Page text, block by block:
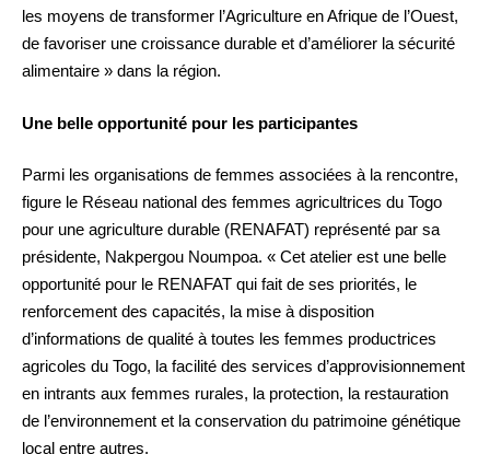
les moyens de transformer l’Agriculture en Afrique de l’Ouest,
de favoriser une croissance durable et d’améliorer la sécurité
alimentaire » dans la région.
Une belle opportunité pour les participantes
Parmi les organisations de femmes associées à la rencontre,
figure le Réseau national des femmes agricultrices du Togo
pour une agriculture durable (RENAFAT) représenté par sa
présidente, Nakpergou Noumpoa. « Cet atelier est une belle
opportunité pour le RENAFAT qui fait de ses priorités, le
renforcement des capacités, la mise à disposition
d’informations de qualité à toutes les femmes productrices
agricoles du Togo, la facilité des services d’approvisionnement
en intrants aux femmes rurales, la protection, la restauration
de l’environnement et la conservation du patrimoine génétique
local entre autres.